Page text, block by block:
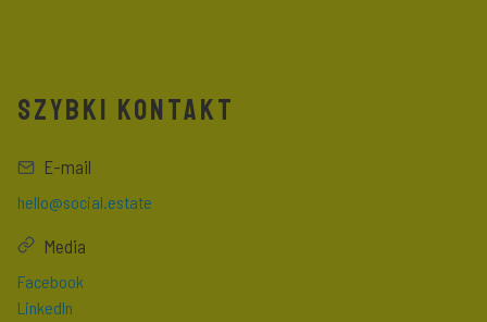
SZYBKI KONTAKT
E-mail
hello@social.estate
Media
Facebook
LinkedIn